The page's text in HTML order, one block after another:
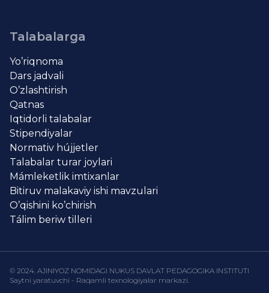
Talabalarga
Yo’riqnoma
Dars jadvali
O’zlashtirish
Qatnas
Iqtidorli talabalar
Stipendiyalar
Normativ hújjetler
Talabalar turar joylari
Mámleketlik imtixanlar
Bitiruv malakaviy ishi mavzulari
O’qishini ko’chirish
Tálim beriw tilleri
© 2024. AJINIYOZ NOMIDAGI NUKUS DAVLAT PEDAGOGIKA INSTITUTI
Saytni yaratuvchi - Raqamli texnologiyalar markazi.